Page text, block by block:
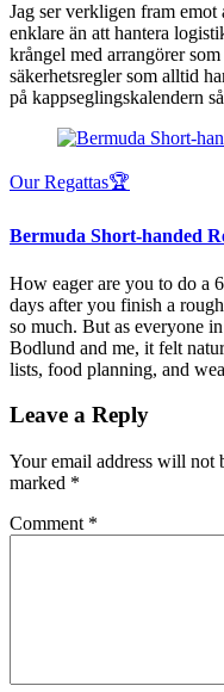
Jag ser verkligen fram emot
enklare än att hantera
krångel med arrangörer
säkerhetsregler som alltid
på kappseglingskalendern
Our Regattas🏆
Bermuda Short-handed
How eager are you to do a
days after you finish a
so much. But as everyone
Bodlund and me, it felt
lists, food planning, and
Leave a Reply
Your email address will not
marked *
Comment *